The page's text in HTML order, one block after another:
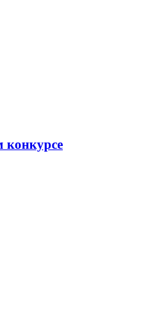
конкурсе